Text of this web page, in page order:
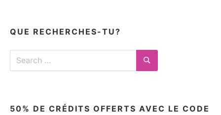
QUE RECHERCHES-TU?
Search
Search
50% DE CRÉDITS OFFERTS AVEC LE CODE